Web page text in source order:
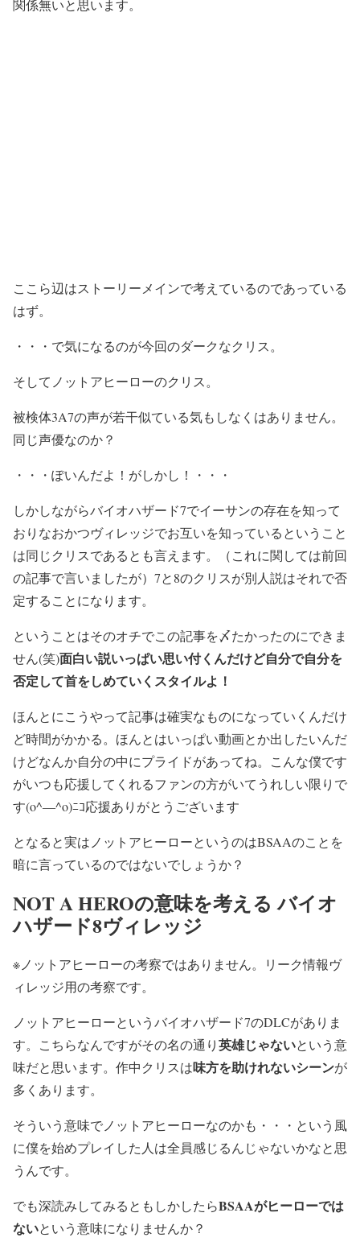
関係無いと思います。
ここら辺はストーリーメインで考えているのであっている
はず。
・・・で気になるのが今回のダークなクリス。
そしてノットアヒーローのクリス。
被検体3A7の声が若干似ている気もしなくはありません。
同じ声優なのか？
・・・ぽいんだよ！がしかし！・・・
しかしながらバイオハザード7でイーサンの存在を知って
おりなおかつヴィレッジでお互いを知っているということ
は同じクリスであるとも言えます。（これに関しては前回
の記事で言いましたが）7と8のクリスが別人説はそれで否
定することになります。
ということはそのオチでこの記事を〆たかったのにできま
せん(笑)面白い説いっぱい思い付くんだけど自分で自分を
否定して首をしめていくスタイルよ！
ほんとにこうやって記事は確実なものになっていくんだけ
ど時間がかかる。ほんとはいっぱい動画とか出したいんだ
けどなんか自分の中にプライドがあってね。こんな僕です
がいつも応援してくれるファンの方がいてうれしい限りで
す(o^―^o)ﾆｺ応援ありがとうございます
となると実はノットアヒーローというのはBSAAのことを
暗に言っているのではないでしょうか？
NOT A HEROの意味を考える バイオ
ハザード8ヴィレッジ
※ノットアヒーローの考察ではありません。リーク情報ヴ
ィレッジ用の考察です。
ノットアヒーローというバイオハザード7のDLCがありま
す。こちらなんですがその名の通り英雄じゃないという意
味だと思います。作中クリスは味方を助けれないシーンが
多くあります。
そういう意味でノットアヒーローなのかも・・・という風
に僕を始めプレイした人は全員感じるんじゃないかなと思
うんです。
でも深読みしてみるともしかしたらBSAAがヒーローでは
ないという意味になりませんか？